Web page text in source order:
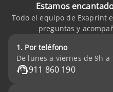
Estamos
Todo el equipo de Exaprint
preguntas y
1. Por teléfono
De lunes a viernes de 9h a
911 860 190